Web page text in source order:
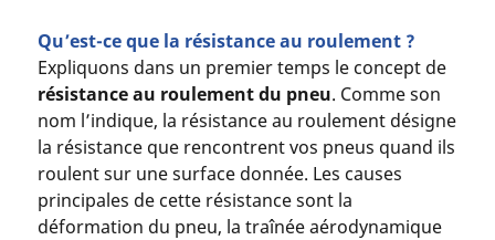
Qu’est-ce que la résistance au roulement ?
Expliquons dans un premier temps le concept de
résistance au roulement du pneu. Comme son
nom l’indique, la résistance au roulement désigne
la résistance que rencontrent vos pneus quand ils
roulent sur une surface donnée. Les causes
principales de cette résistance sont la
déformation du pneu, la traînée aérodynamique